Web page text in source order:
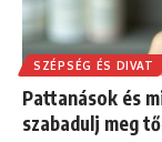
SZÉPSÉG ÉS DIVAT
Pattanások és
szabadulj meg